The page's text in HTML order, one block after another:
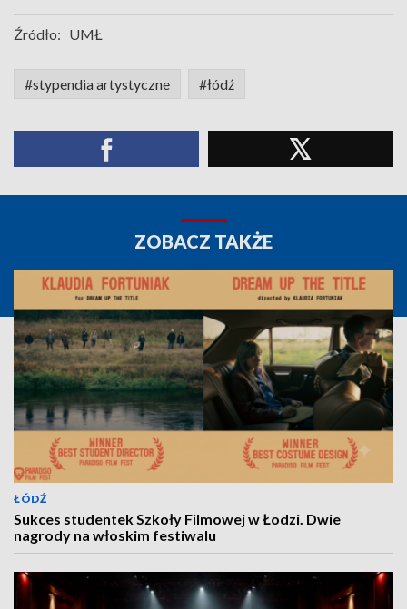
Źródło: UMŁ
#stypendia artystyczne #łódź
ZOBACZ TAKŻE
ŁÓDŹ
Sukces studentek Szkoły Filmowej w Łodzi. Dwie
nagrody na włoskim festiwalu